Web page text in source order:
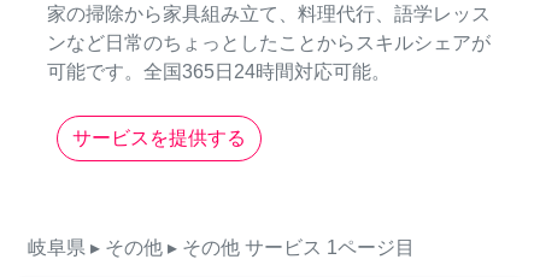
家の掃除から家具組み立て、料理代行、語学レッス
ンなど日常のちょっとしたことからスキルシェアが
可能です。全国365日24時間対応可能。
サービスを提供する
岐阜県 ▸ その他 ▸ その他 サービス 1ページ目